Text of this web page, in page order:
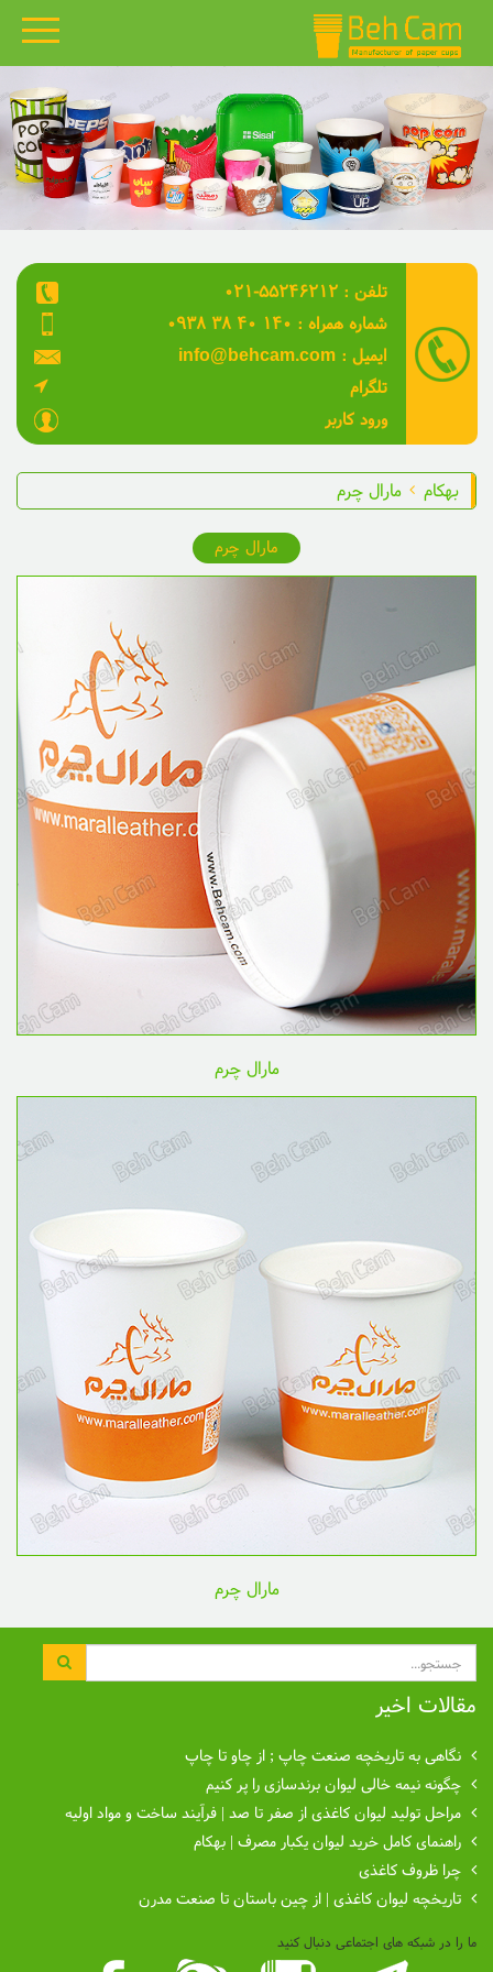
بهکام
محصولات
گالری نمونه کارها
مقالات
درباره ما
تماس با ما
۰۲۱-۵۵۲۴۶۲۱۲ : تلفن
۰۹۳۸ ۳۸ ۴۰ ۱۴۰ : شماره همراه
info@behcam.com : ایمیل
تلگرام
ورود کاربر
بهکام مارال چرم
مارال چرم
مارال چرم
مارال چرم
مقالات اخیر
نگاهی به تاریخچه صنعت چاپ ; از چاو تا چاپ
چگونه نیمه خالی لیوان برندسازی را پر کنیم
مراحل تولید لیوان کاغذی از صفر تا صد | فرآیند ساخت و مواد اولیه
راهنمای کامل خرید لیوان یکبار مصرف | بهکام
چرا ظروف کاغذی
تاریخچه لیوان کاغذی | از چین باستان تا صنعت مدرن
ما را در شبکه های اجتماعی دنبال کنید